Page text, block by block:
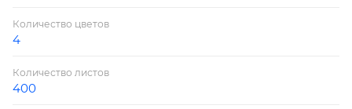
Количество цветов
4
Количество листов
400